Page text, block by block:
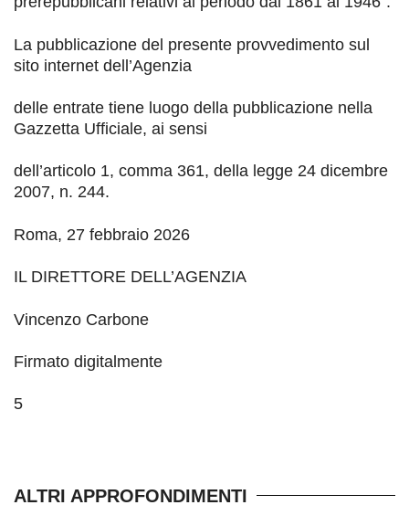
La pubblicazione del presente provvedimento sul
sito internet dell’Agenzia
delle entrate tiene luogo della pubblicazione nella
Gazzetta Ufficiale, ai sensi
dell ’articolo 1, comma 361, della legge 24 dicembre
2007, n. 244.
Roma, 27 febbraio 2026
IL DIRETTORE DELL’AGENZIA
Vincenzo Carbone
Firmato digitalmente
5
ALTRI APPROFONDIMENTI